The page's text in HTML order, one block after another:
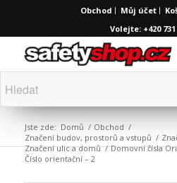
Obchod Můj účet
Volejte: +420 731
Jste zde: Domů / Obchod /
Značení budov, prostorů a vstupů /
Značení ulic a domů / Domovní čísla
Číslo orientační – 2